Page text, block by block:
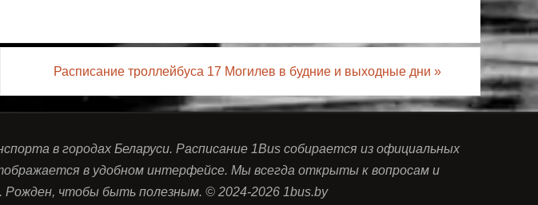
Расписание троллейбуса 17 Могилев в будние и выходные дни »
в городах Беларуси. Расписание 1Bus собирается из официальных
в удобном интерфейсе. Мы всегда открыты к вопросам и
чтобы быть полезным. © 2024-2026 1bus.by